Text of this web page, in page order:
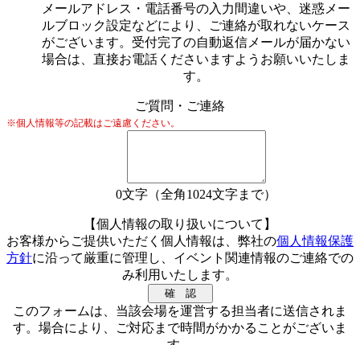
メールアドレス・電話番号の入力間違いや、迷惑メー
ルブロック設定などにより、ご連絡が取れないケース
がございます。受付完了の自動返信メールが届かない
場合は、直接お電話くださいますようお願いいたしま
す。
ご質問・ご連絡
※個人情報等の記載はご遠慮ください。
0文字（全角1024文字まで）
【個人情報の取り扱いについて】
お客様からご提供いただく個人情報は、弊社の個人情報保護
方針に沿って厳重に管理し、イベント関連情報のご連絡での
み利用いたします。
このフォームは、当該会場を運営する担当者に送信されま
す。場合により、ご対応まで時間がかかることがございま